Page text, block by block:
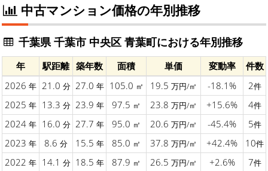
中古マンション価格の年別推移
千葉県 千葉市 中央区 青葉町における年別推移
年 駅距離 築年数 面積 単価 変動率
件数
2026 年 21.0 分 27.0 年 105.0 ㎡ 19.5 万円/㎡ -18.1% 2件
2025 年 13.3 分 23.9 年 97.5 ㎡ 23.8 万円/㎡ +15.6% 4件
2024 年 16.0 分 27.7 年 95.0 ㎡ 20.6 万円/㎡ -45.4% 5件
2023 年 8.6 分 15.5 年 85.0 ㎡ 37.8 万円/㎡ +42.4% 10件
2022 年 14.1 分 18.5 年 87.9 ㎡ 26.5 万円/㎡ +2.6% 7件